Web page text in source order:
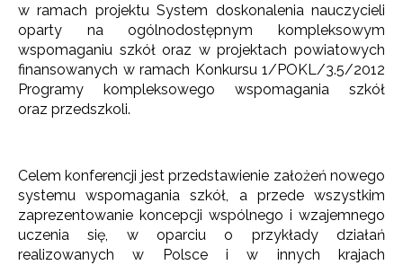
w ramach projektu System doskonalenia nauczycieli
oparty na ogólnodostępnym kompleksowym
wspomaganiu szkół oraz w projektach powiatowych
finansowanych w ramach Konkursu 1/POKL/3.5/2012
Programy kompleksowego wspomagania szkół
oraz przedszkoli.
Celem konferencji jest przedstawienie założeń nowego
systemu wspomagania szkół, a przede wszystkim
zaprezentowanie koncepcji wspólnego i wzajemnego
uczenia się, w oparciu o przykłady działań
realizowanych w Polsce i w innych krajach